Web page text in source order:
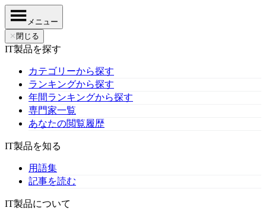
メニュー
✕ 閉じる
IT製品を探す
カテゴリーから探す
ランキングから探す
年間ランキングから探す
専門家一覧
あなたの閲覧履歴
IT製品を知る
用語集
記事を読む
IT製品について